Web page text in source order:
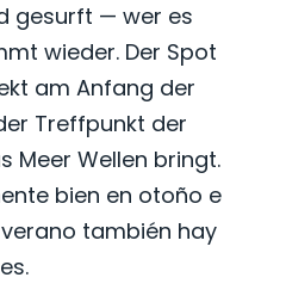
gesurft — wer es
wieder. Der Spot
am Anfang der
Treffpunkt der
Meer Wellen bringt.
bien en otoño e
también hay